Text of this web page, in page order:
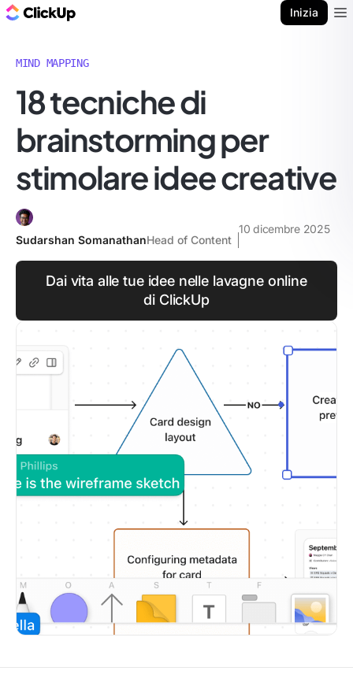
Inizia
MIND MAPPING
18 tecniche di
brainstorming per
stimolare idee creative
Sudarshan SomanathanHead of Content
10 dicembre 2025
Dai vita alle tue idee nelle lavagne online
di ClickUp